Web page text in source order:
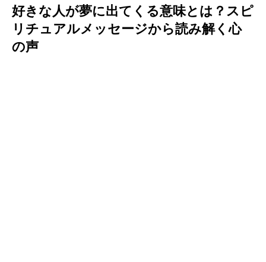
好きな人が夢に出てくる意味とは？スピ
リチュアルメッセージから読み解く心
の声